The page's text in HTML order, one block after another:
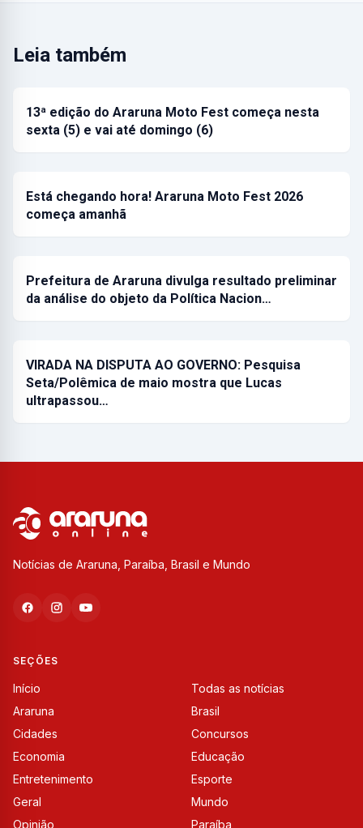
Leia também
13ª edição do Araruna Moto Fest começa nesta
sexta (5) e vai até domingo (6)
Está chegando hora! Araruna Moto Fest 2026
começa amanhã
Prefeitura de Araruna divulga resultado preliminar
da análise do objeto da Política Nacion…
VIRADA NA DISPUTA AO GOVERNO: Pesquisa
Seta/Polêmica de maio mostra que Lucas
ultrapassou…
Notícias de Araruna, Paraíba, Brasil e Mundo
SEÇÕES
Início
Todas as notícias
Araruna
Brasil
Cidades
Concursos
Economia
Educação
Entretenimento
Esporte
Geral
Mundo
Opinião
Paraíba